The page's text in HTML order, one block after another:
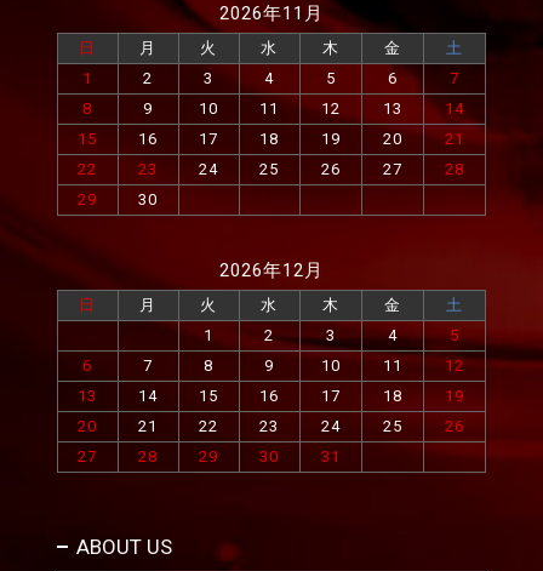
2026年11月
日 月 火 水 木 金
土
1
2 3 4 5 6
7
8
9 10 11 12 13
14
15
16 17 18 19 20
21
22
23 24 25 26 27
28
29
30
2026年12月
日 月 火 水 木 金
土
1
2 3 4
5
6
7 8 9 10 11
12
13
14 15 16 17 18
19
20
21 22 23 24 25
26
27
28 29 30 31
ABOUT US